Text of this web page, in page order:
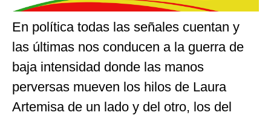
En política todas las señales cuentan y
las últimas nos conducen a la guerra de
baja intensidad donde las manos
perversas mueven los hilos de Laura
Artemisa de un lado y del otro, los del